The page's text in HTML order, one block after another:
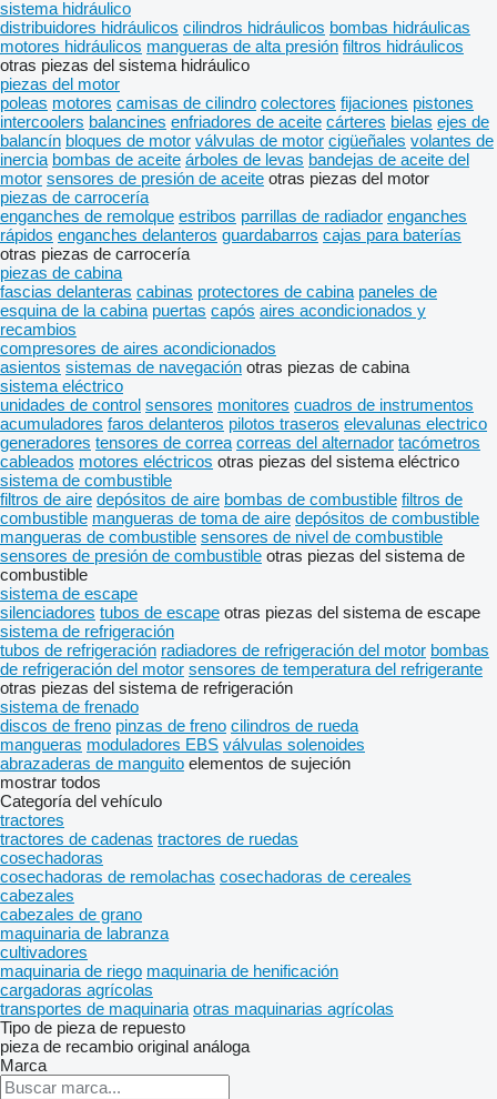
sistema hidráulico
distribuidores hidráulicos cilindros hidráulicos bombas hidráulicas
motores hidráulicos mangueras de alta presión filtros hidráulicos
otras piezas del sistema hidráulico
piezas del motor
poleas motores camisas de cilindro colectores fijaciones pistones
intercoolers balancines enfriadores de aceite cárteres bielas ejes de
balancín bloques de motor válvulas de motor cigüeñales volantes de
inercia bombas de aceite árboles de levas bandejas de aceite del
motor sensores de presión de aceite otras piezas del motor
piezas de carrocería
enganches de remolque estribos parrillas de radiador enganches
rápidos enganches delanteros guardabarros cajas para baterías
otras piezas de carrocería
piezas de cabina
fascias delanteras cabinas protectores de cabina paneles de
esquina de la cabina puertas capós aires acondicionados y
recambios
compresores de aires acondicionados
asientos sistemas de navegación otras piezas de cabina
sistema eléctrico
unidades de control sensores monitores cuadros de instrumentos
acumuladores faros delanteros pilotos traseros elevalunas electrico
generadores tensores de correa correas del alternador tacómetros
cableados motores eléctricos otras piezas del sistema eléctrico
sistema de combustible
filtros de aire depósitos de aire bombas de combustible filtros de
combustible mangueras de toma de aire depósitos de combustible
mangueras de combustible sensores de nivel de combustible
sensores de presión de combustible otras piezas del sistema de
combustible
sistema de escape
silenciadores tubos de escape otras piezas del sistema de escape
sistema de refrigeración
tubos de refrigeración radiadores de refrigeración del motor bombas
de refrigeración del motor sensores de temperatura del refrigerante
otras piezas del sistema de refrigeración
sistema de frenado
discos de freno pinzas de freno cilindros de rueda
mangueras moduladores EBS válvulas solenoides
abrazaderas de manguito elementos de sujeción
mostrar todos
Categoría del vehículo
tractores
tractores de cadenas tractores de ruedas
cosechadoras
cosechadoras de remolachas cosechadoras de cereales
cabezales
cabezales de grano
maquinaria de labranza
cultivadores
maquinaria de riego maquinaria de henificación
cargadoras agrícolas
transportes de maquinaria otras maquinarias agrícolas
Tipo de pieza de repuesto
pieza de recambio original análoga
Marca